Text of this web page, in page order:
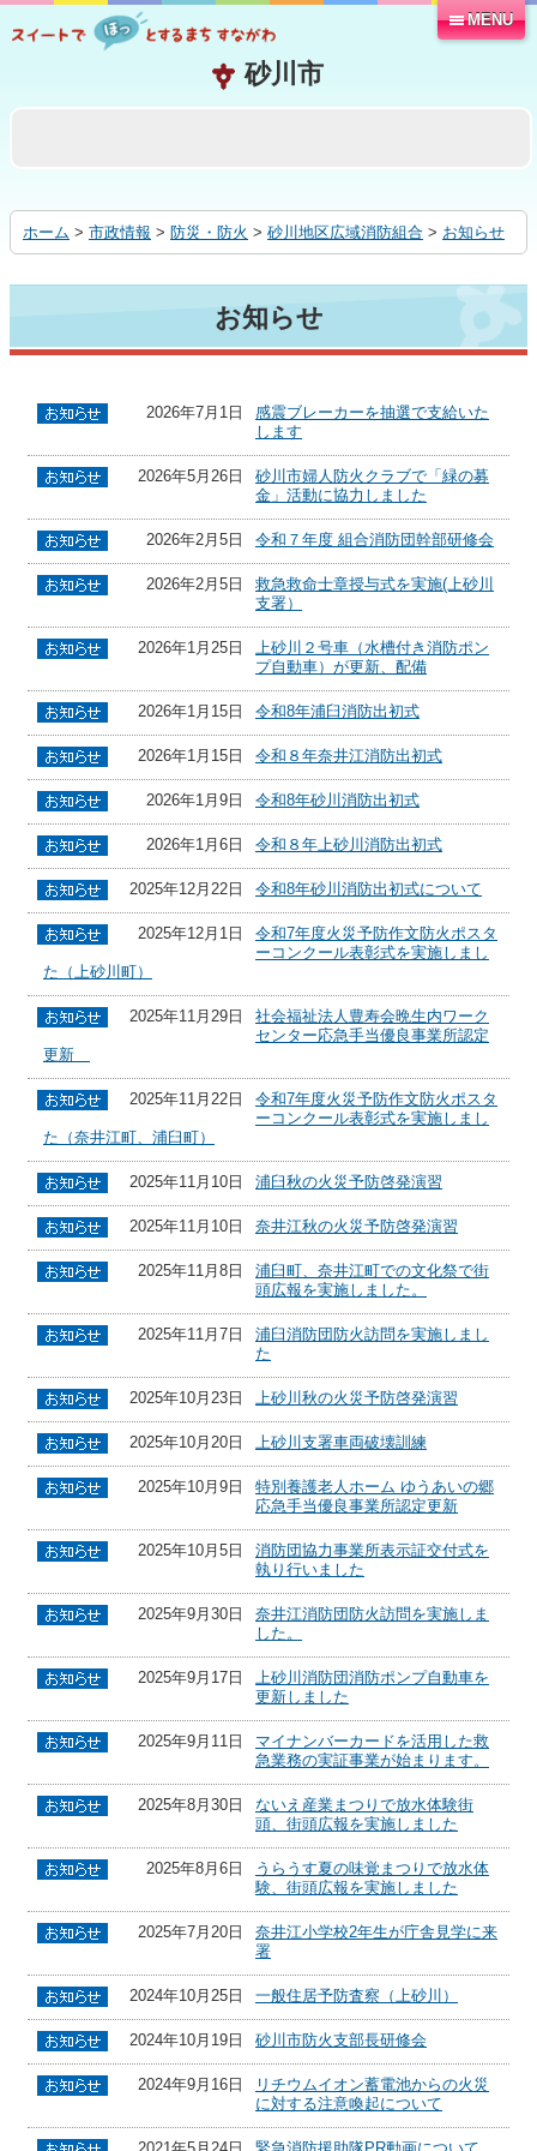
る
MENU
ホーム > 市政情報 > 防災・防火 > 砂川地区広域消防組合 > お知らせ
お知らせ
2026年7月1日
感震ブレーカーを抽選で支給いた
します
2026年5月26日
砂川市婦人防火クラブで「緑の募
金」活動に協力しました
2026年2月5日 令和７年度 組合消防団幹部研修会
2026年2月5日
救急救命士章授与式を実施(上砂川
支署）
2026年1月25日
上砂川２号車（水槽付き消防ポン
プ自動車）が更新、配備
2026年1月15日 令和8年浦臼消防出初式
2026年1月15日 令和８年奈井江消防出初式
2026年1月9日 令和8年砂川消防出初式
2026年1月6日 令和８年上砂川消防出初式
2025年12月22日 令和8年砂川消防出初式について
2025年12月1日
令和7年度­火災予防作­文防火ポス­タ
ーコンク­ール表彰式­を実施しま­し
た（上砂川町）
2025年11月29日
社会福祉法人豊寿会晩生内ワーク
センター応急手当優良事業所認定
更新
2025年11月22日
令和7年度火災予防作文防火ポスタ
ーコンクール表彰式を実施しまし
た（奈井江町、浦臼町）
2025年11月10日 浦臼秋の火災予防啓発演習
2025年11月10日 奈井江秋の火災予防啓発演習
2025年11月8日
浦臼町、奈井江町での文化祭で街
頭広報を実施しました。
2025年11月7日
浦臼消防団防火訪問を実施しまし
た
2025年10月23日 上砂川秋の火災予防啓発演習
2025年10月20日 上砂川支署車両破壊訓練
2025年10月9日
特別養護老人ホーム ゆうあいの郷
応急手当優良事業所認定更新
2025年10月5日
消防団協力事業所表示証交付式を
執り行いました
2025年9月30日
奈井江消防団防火訪問を実施しま
した。
2025年9月17日
上砂川消防団消防ポンプ自動車を
更新しました
2025年9月11日
マイナンバーカードを活用した救
急業務の実証事業が始まります。
2025年8月30日
ないえ産業まつりで放水体験街
頭、街頭広報を実施しました
2025年8月6日
うらうす夏の味覚まつりで放水体
験、街頭広報を実施しました
2025年7月20日
奈井江小学校2年生が庁舎見学に来
署
2024年10月25日 一般住居予防査察（上砂川）
2024年10月19日 砂川市防火支部長研修会
2024年9月16日
リチウムイオン蓄電池からの火災
に対する注意喚起について